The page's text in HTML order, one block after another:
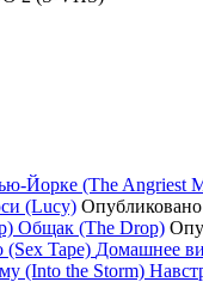
(Lucy) Опубликовано
Общак (The Drop)
Домашнее